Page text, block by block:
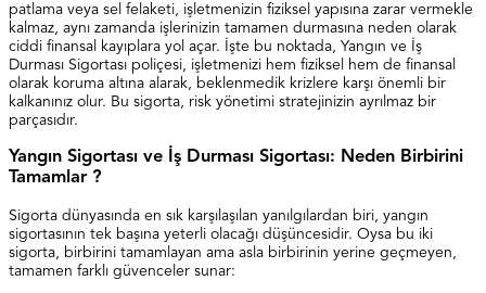
patlama veya sel felaketi, işletmenizin fiziksel yapısına zarar vermekle
kalmaz, aynı zamanda işlerinizin tamamen durmasına neden olarak
ciddi finansal kayıplara yol açar. İşte bu noktada, Yangın ve İş
Durması Sigortası poliçesi, işletmenizi hem fiziksel hem de finansal
olarak koruma altına alarak, beklenmedik krizlere karşı önemli bir
kalkanınız olur. Bu sigorta, risk yönetimi stratejinizin ayrılmaz bir
parçasıdır.
Yangın Sigortası ve İş Durması Sigortası: Neden Birbirini
Tamamlar ?
Sigorta dünyasında en sık karşılaşılan yanılgılardan biri, yangın
sigortasının tek başına yeterli olacağı düşüncesidir. Oysa bu iki
sigorta, birbirini tamamlayan ama asla birbirinin yerine geçmeyen,
tamamen farklı güvenceler sunar: